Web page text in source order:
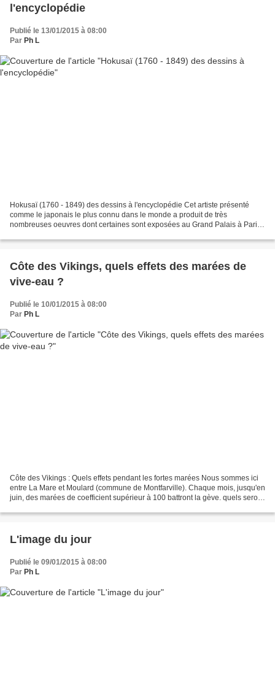
l'encyclopédie
Publié le 13/01/2015 à 08:00
Par Ph L
Hokusaï (1760 - 1849) des dessins à l'encyclopédie Cet artiste présenté
comme le japonais le plus connu dans le monde a produit de très
nombreuses oeuvres dont certaines sont exposées au Grand Palais à Paris.
Côte des Vikings, quels effets des marées de
vive-eau ?
Publié le 10/01/2015 à 08:00
Par Ph L
Côte des Vikings : Quels effets pendant les fortes marées Nous sommes ici
entre La Mare et Moulard (commune de Montfarville). Chaque mois, jusqu'en
juin, des marées de coefficient supérieur à 100 battront la gève. quels seront
L'image du jour
Publié le 09/01/2015 à 08:00
Par Ph L